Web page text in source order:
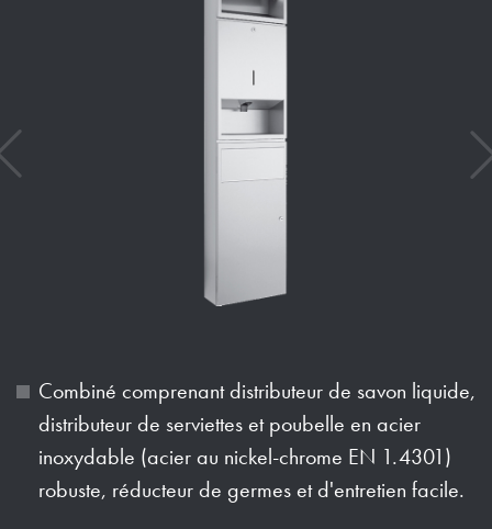
Combiné comprenant distributeur de savon liquide,
distributeur de serviettes et poubelle en acier
inoxydable (acier au nickel-chrome EN 1.4301)
robuste, réducteur de germes et d'entretien facile.